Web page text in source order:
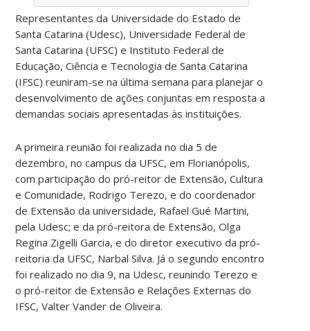
Representantes da Universidade do Estado de
Santa Catarina (Udesc), Universidade Federal de
Santa Catarina (UFSC) e Instituto Federal de
Educação, Ciência e Tecnologia de Santa Catarina
(IFSC) reuniram-se na última semana para planejar o
desenvolvimento de ações conjuntas em resposta a
demandas sociais apresentadas às instituições.
A primeira reunião foi realizada no dia 5 de
dezembro, no campus da UFSC, em Florianópolis,
com participação do pró-reitor de Extensão, Cultura
e Comunidade, Rodrigo Terezo, e do coordenador
de Extensão da universidade, Rafael Gué Martini,
pela Udesc; e da pró-reitora de Extensão, Olga
Regina Zigelli Garcia, e do diretor executivo da pró-
reitoria da UFSC, Narbal Silva. Já o segundo encontro
foi realizado no dia 9, na Udesc, reunindo Terezo e
o pró-reitor de Extensão e Relações Externas do
IFSC, Valter Vander de Oliveira.